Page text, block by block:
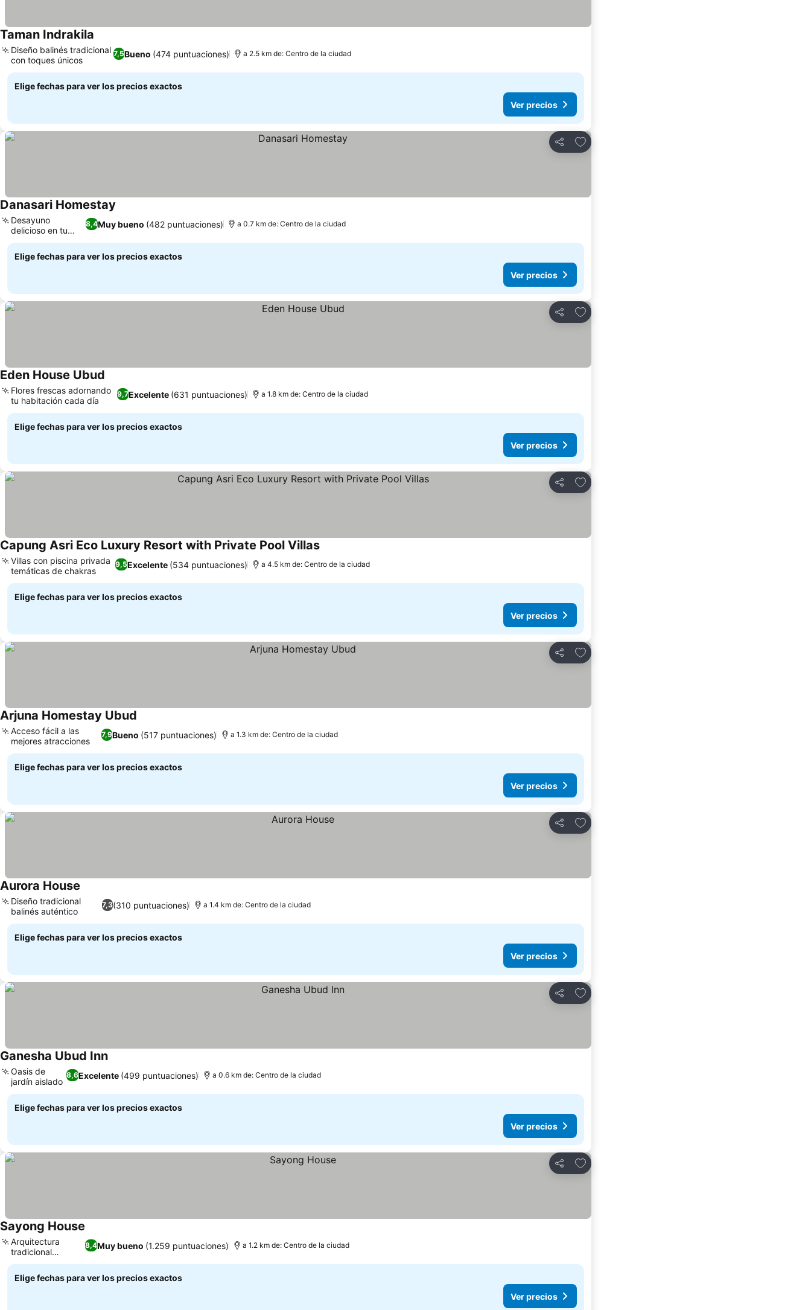
Taman Indrakila
7,5Bueno (474 puntuaciones)
Diseño balinés tradicional
con toques únicos
a 2.5 km de: Centro de la ciudad
Elige fechas para ver los precios exactos
Ver precios
Compartir
Agregar a favoritos
Danasari Homestay
8,4Muy bueno (482 puntuaciones)
Desayuno
delicioso en tu
balcón
a 0.7 km de: Centro de la ciudad
Elige fechas para ver los precios exactos
Ver precios
Compartir
Agregar a favoritos
Eden House Ubud
9,7Excelente (631 puntuaciones)
Flores frescas adornando
tu habitación cada día
a 1.8 km de: Centro de la ciudad
Elige fechas para ver los precios exactos
Ver precios
Compartir
Agregar a favoritos
Capung Asri Eco Luxury Resort with Private Pool Villas
9,5Excelente (534 puntuaciones)
Villas con piscina privada
temáticas de chakras
a 4.5 km de: Centro de la ciudad
Elige fechas para ver los precios exactos
Ver precios
Compartir
Agregar a favoritos
Arjuna Homestay Ubud
7,9Bueno (517 puntuaciones)
Acceso fácil a las
mejores atracciones
a 1.3 km de: Centro de la ciudad
Elige fechas para ver los precios exactos
Ver precios
Compartir
Agregar a favoritos
Aurora House
7,3(310 puntuaciones)
Diseño tradicional
balinés auténtico
a 1.4 km de: Centro de la ciudad
Elige fechas para ver los precios exactos
Ver precios
Compartir
Agregar a favoritos
Ganesha Ubud Inn
8,6Excelente (499 puntuaciones)
Oasis de
jardín aislado
a 0.6 km de: Centro de la ciudad
Elige fechas para ver los precios exactos
Ver precios
Compartir
Agregar a favoritos
Sayong House
8,4Muy bueno (1.259 puntuaciones)
Arquitectura
tradicional
balinesa
a 1.2 km de: Centro de la ciudad
Elige fechas para ver los precios exactos
Ver precios